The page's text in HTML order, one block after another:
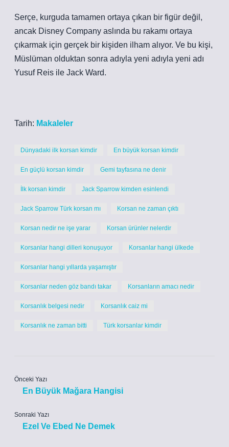
Serçe, kurguda tamamen ortaya çıkan bir figür değil,
ancak Disney Company aslında bu rakamı ortaya
çıkarmak için gerçek bir kişiden ilham alıyor. Ve bu kişi,
Müslüman olduktan sonra adıyla yeni adıyla yeni adı
Yusuf Reis ile Jack Ward.
Tarih: Makaleler
Dünyadaki ilk korsan kimdir En büyük korsan kimdir
En güçlü korsan kimdir Gemi tayfasına ne denir
İlk korsan kimdir Jack Sparrow kimden esinlendi
Jack Sparrow Türk korsan mı Korsan ne zaman çıktı
Korsan nedir ne işe yarar Korsan ürünler nelerdir
Korsanlar hangi dilleri konuşuyor Korsanlar hangi ülkede
Korsanlar hangi yıllarda yaşamıştır
Korsanlar neden göz bandı takar Korsanların amacı nedir
Korsanlık belgesi nedir Korsanlık caiz mi
Korsanlık ne zaman bitti Türk korsanlar kimdir
Önceki Yazı
En Büyük Mağara Hangisi
Sonraki Yazı
Ezel Ve Ebed Ne Demek